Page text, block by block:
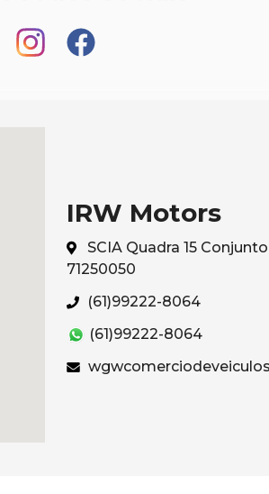
IRW Motors
SCIA Quadra 15
71250050
(61)99222-8064
(61)99222-8064